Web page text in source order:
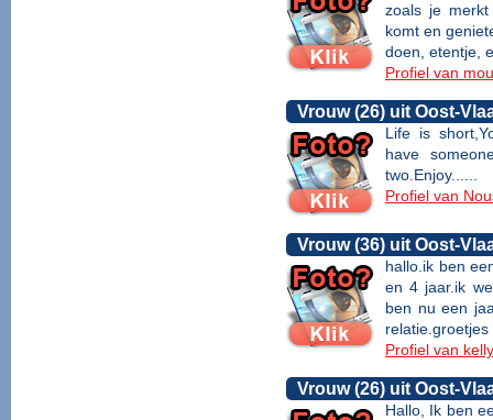
zoals je
komt en
doen, etentje,
Profiel van
Vrouw (26) uit Oost-
Life is
have
two.Enjoy......
Profiel van
Vrouw (36) uit Oost-
hallo.ik ben
en 4 jaar.ik
ben nu een
relatie.groetjes
Profiel van
Vrouw (26) uit Oost-
Hallo, Ik ben